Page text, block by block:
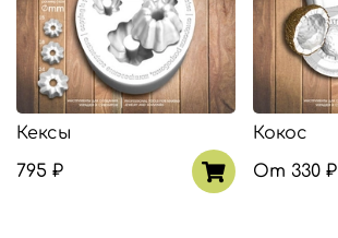
Кексы
795 ₽
Кокос
От 330 ₽